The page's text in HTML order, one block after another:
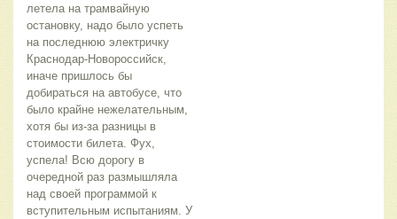
летела на трамвайную
остановку, надо было успеть
на последнюю электричку
Краснодар-Новороссийск,
иначе пришлось бы
добираться на автобусе, что
было крайне нежелательным,
хотя бы из-за разницы в
стоимости билета. Фух,
успела! Всю дорогу в
очередной раз размышляла
над своей программой к
вступительным испытаниям. У